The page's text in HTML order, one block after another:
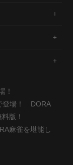
！
登場！ DORA
版！
麻雀を堪能し